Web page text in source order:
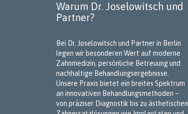
Warum Dr. Joselowitsch und
Partner?
Bei Dr. Joselowitsch und Partner in Berlin
legen wir besonderen Wert auf moderne
Zahnmedizin, persönliche Betreuung und
nachhaltige Behandlungsergebnisse.
Unsere Praxis bietet ein breites Spektrum
an innovativen Behandlungsmethoden –
von präziser Diagnostik bis zu ästhetischen